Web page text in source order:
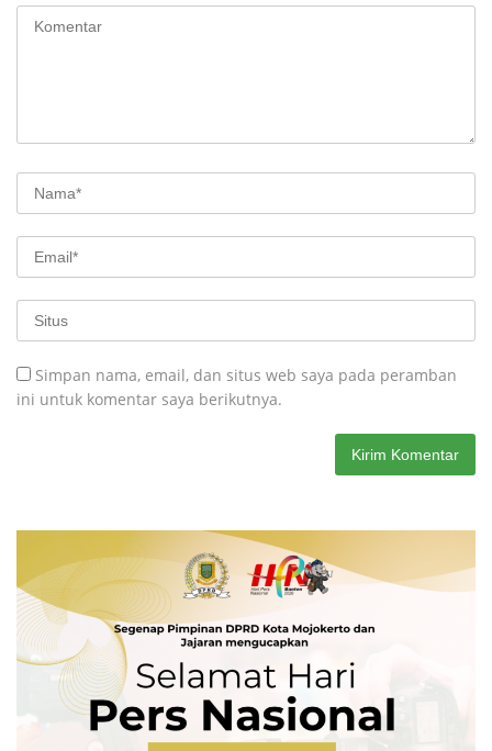
Simpan nama, email, dan situs web saya pada peramban
ini untuk komentar saya berikutnya.